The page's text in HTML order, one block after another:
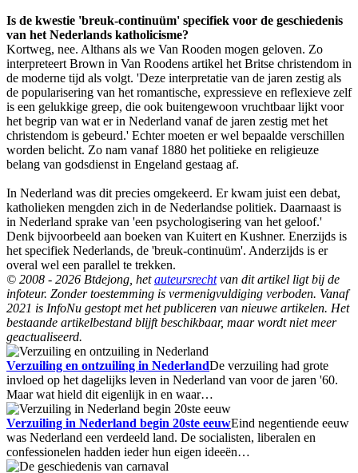
Is de kwestie 'breuk-continuüm' specifiek voor de geschiedenis
van het Nederlands katholicisme?
Kortweg, nee. Althans als we Van Rooden mogen geloven. Zo
interpreteert Brown in Van Roodens artikel het Britse christendom in
de moderne tijd als volgt. 'Deze interpretatie van de jaren zestig als
de popularisering van het romantische, expressieve en reflexieve zelf
is een gelukkige greep, die ook buitengewoon vruchtbaar lijkt voor
het begrip van wat er in Nederland vanaf de jaren zestig met het
christendom is gebeurd.' Echter moeten er wel bepaalde verschillen
worden belicht. Zo nam vanaf 1880 het politieke en religieuze
belang van godsdienst in Engeland gestaag af.
In Nederland was dit precies omgekeerd. Er kwam juist een debat,
katholieken mengden zich in de Nederlandse politiek. Daarnaast is
in Nederland sprake van 'een psychologisering van het geloof.'
Denk bijvoorbeeld aan boeken van Kuitert en Kushner. Enerzijds is
het specifiek Nederlands, de 'breuk-continuüm'. Anderzijds is er
overal wel een parallel te trekken.
© 2008 - 2026 Btdejong, hetauteursrechtvan dit artikel ligt bij de
infoteur. Zonder toestemming is vermenigvuldiging verboden. Vanaf
2021 is InfoNu gestopt met het publiceren van nieuwe artikelen. Het
bestaande artikelbestand blijft beschikbaar, maar wordt niet meer
geactualiseerd.
Verzuiling en ontzuiling in NederlandDe verzuiling had grote
invloed op het dagelijks leven in Nederland van voor de jaren '60.
Maar wat hield dit eigenlijk in en waar…
Verzuiling in Nederland begin 20ste eeuwEind negentiende eeuw
was Nederland een verdeeld land. De socialisten, liberalen en
confessionelen hadden ieder hun eigen ideeën…